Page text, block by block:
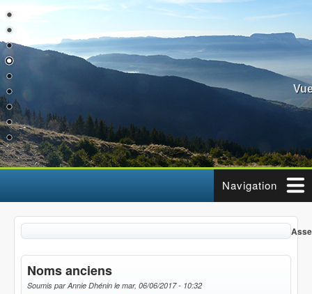
Aller au contenu principal
Navigation
Noms anciens
Soumis parAnnie Dhénin le mar, 06/06/2017 - 10:32